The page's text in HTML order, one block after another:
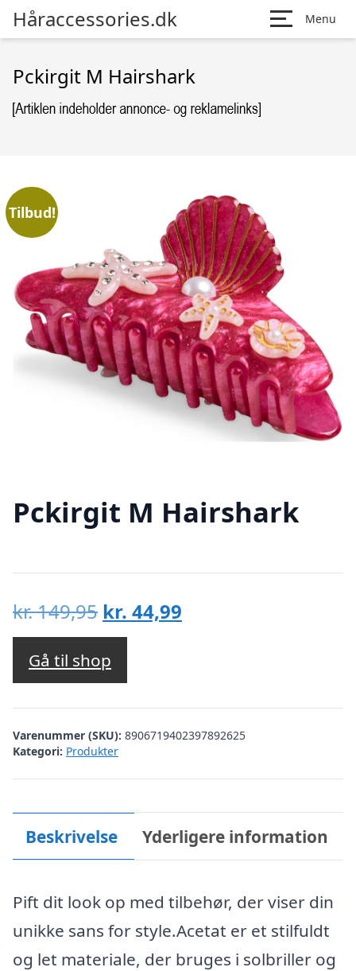
Håraccessories.dk Menu
Pckirgit M Hairshark
Tilbud!
Pckirgit M Hairshark
kr.149,95 Den
oprindelige
pris
var:
kr. 149,95.
kr. 44,99
kr. 44,99.
Gå til shop
Varenummer (SKU): 8906719402397892625
Kategori: Produkter
Beskrivelse Yderligere information
Pift dit look op med tilbehør, der viser din
unikke sans for style.Acetat er et stilfuldt
og let materiale, der bruges i solbriller og